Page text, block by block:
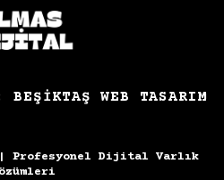
BEŞIKTAŞ WEB TASARIM
| Profesyonel Dijital Varlık